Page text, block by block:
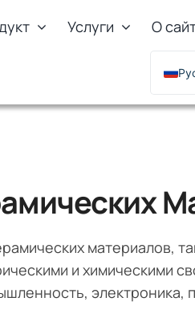
Услуги О
日
материалов,
и химическими